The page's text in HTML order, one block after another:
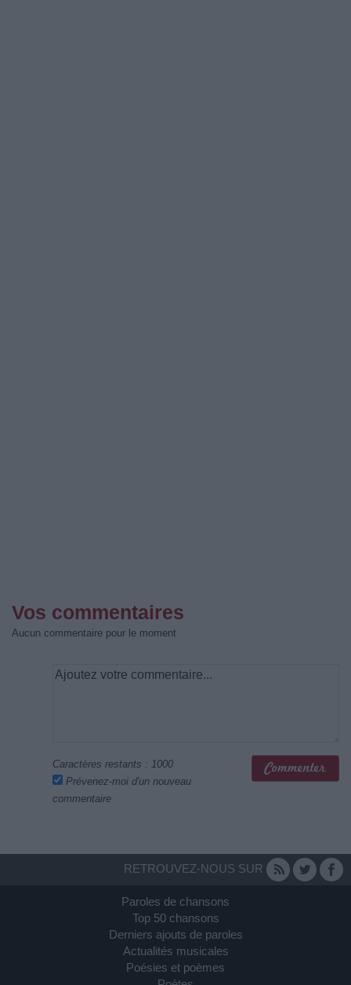
Vos commentaires
Aucun commentaire pour le moment
Caractères restants : 1000
Prévenez-moi d'un nouveau
commentaire
RETROUVEZ-NOUS SUR
Paroles de chansons
Top 50 chansons
Derniers ajouts de paroles
Actualités musicales
Poésies et poèmes